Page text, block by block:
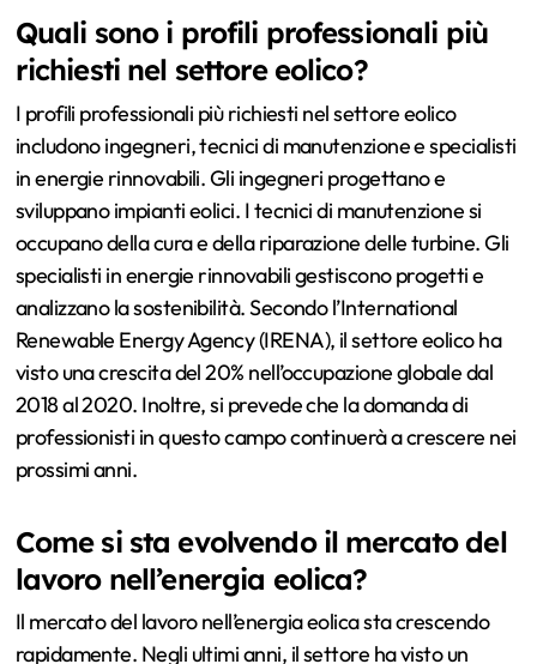
Quali sono i profili professionali più
richiesti nel settore eolico?
I profili professionali più richiesti nel settore eolico
includono ingegneri, tecnici di manutenzione e specialisti
in energie rinnovabili. Gli ingegneri progettano e
sviluppano impianti eolici. I tecnici di manutenzione si
occupano della cura e della riparazione delle turbine. Gli
specialisti in energie rinnovabili gestiscono progetti e
analizzano la sostenibilità. Secondo l’International
Renewable Energy Agency (IRENA), il settore eolico ha
visto una crescita del 20% nell’occupazione globale dal
2018 al 2020. Inoltre, si prevede che la domanda di
professionisti in questo campo continuerà a crescere nei
prossimi anni.
Come si sta evolvendo il mercato del
lavoro nell’energia eolica?
Il mercato del lavoro nell’energia eolica sta crescendo
rapidamente. Negli ultimi anni, il settore ha visto un